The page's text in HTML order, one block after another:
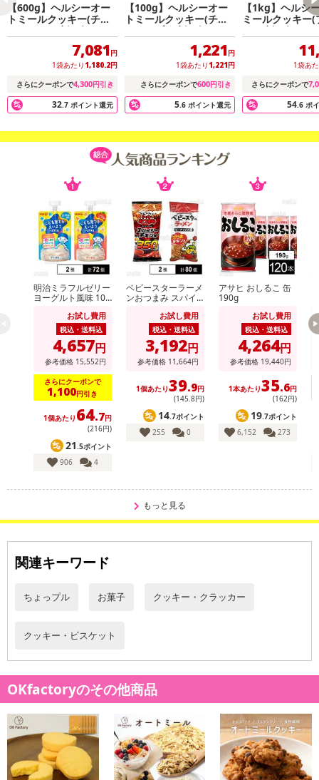
【600g】ヘルシーオー
トミールクッキー(チョ
コバナナ)※割れ欠けあ
り【メール便2個口】
7,081 円
1袋あたり 1,180.2円
さらにクーポンで4,300円引き
32.7 ポイント還元
【100g】ヘルシーオー
トミールクッキー(チョ
コチップ)※割れ欠けあ
1,221 円
1袋あたり 1,221円
さらにクーポンで600円引き
5.6 ポイント還元
【1kg】ヘルシ
ミールクッキー(
ン)※割れ欠けあ
1袋あ
さらにクーポンで
54.6 ポ
明治ミラフルゼリー
ヨーグルト風味 100
ト風味 100gお試し費用
税込・送料込
4,657円
参考価格 15,552円
さらにクーポンで
1,100円引き
1個あたり 64.7円
(216円)
21 .5ポイント
906
4
ベビースターラーメ
ンおつまみ スパイ
ベビースターラーメ
ン コクうまチキン
味 64g
お試し費用
税込・送料込
3,192円
参考価格 11,664円
1個あたり39.9円
(145.8円)
14.7ポイント
255
0
アサヒ おしるこ 缶
190g
お試し費用
税込・送料込
4,264円
参考価格 19,440円
1本あたり35.6円
(162円)
19.7ポイント
6,152
273
もっと見る
関連キーワード
ちょっプル お菓子 クッキー・クラッカー
クッキー・ビスケット
OKfactoryのその他商品